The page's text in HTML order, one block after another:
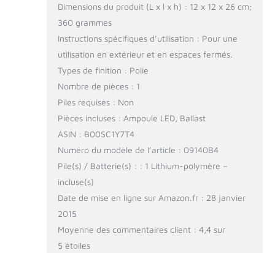
Dimensions du produit (L x l x h) : 12 x 12 x 26 cm;
360 grammes
Instructions spécifiques d’utilisation : Pour une
utilisation en extérieur et en espaces fermés.
Types de finition : Polie
Nombre de pièces : 1
Piles requises : Non
Pièces incluses : Ampoule LED, Ballast
ASIN : B00SC1Y7T4
Numéro du modèle de l’article : 09140B4
Pile(s) / Batterie(s) : : 1 Lithium-polymère –
incluse(s)
Date de mise en ligne sur Amazon.fr : 28 janvier
2015
Moyenne des commentaires client : 4,4 sur
5 étoiles